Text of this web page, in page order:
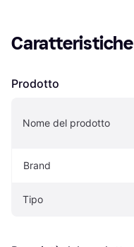
Caratteristiche
Prodotto
Nome del prodotto
Brand
Tipo